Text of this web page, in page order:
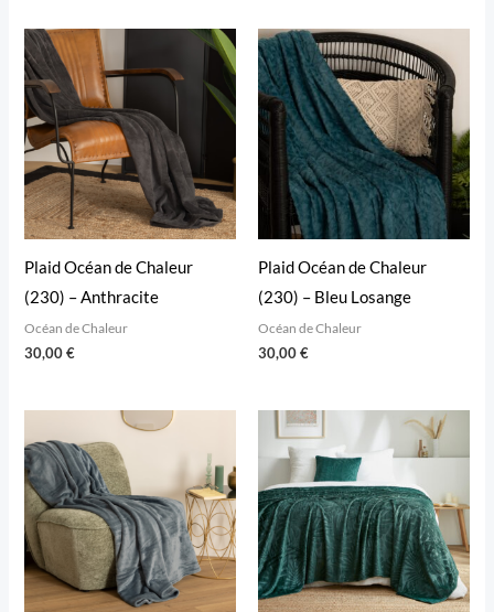
Plaid Océan de Chaleur
(230) – Anthracite
Océan de Chaleur
30,00€
Plaid Océan de Chaleur
(230) – Bleu Losange
Océan de Chaleur
30,00€